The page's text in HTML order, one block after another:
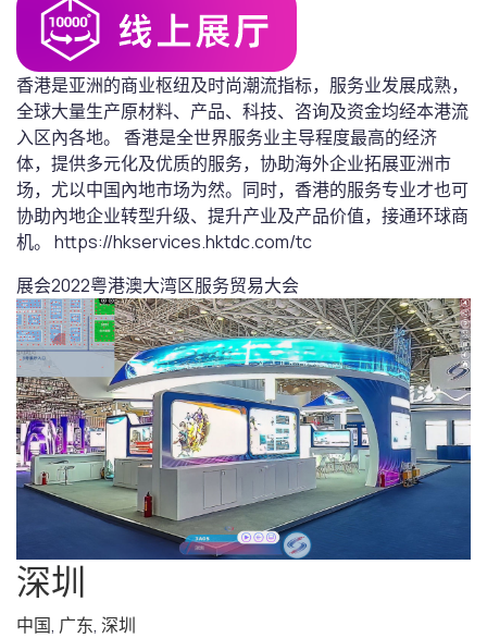
香港是亚洲的商业枢纽及时尚潮流指标，服务业发展成熟，
全球大量生产原材料、产品、科技、咨询及资金均经本港流
入区內各地。 香港是全世界服务业主导程度最高的经济
体，提供多元化及优质的服务，协助海外企业拓展亚洲市
场，尤以中国內地市场为然。同时，香港的服务专业才也可
协助內地企业转型升级、提升产业及产品价值，接通环球商
机。 https://hkservices.hktdc.com/tc
展会2022粤港澳大湾区服务贸易大会
深圳
中国, 广东, 深圳